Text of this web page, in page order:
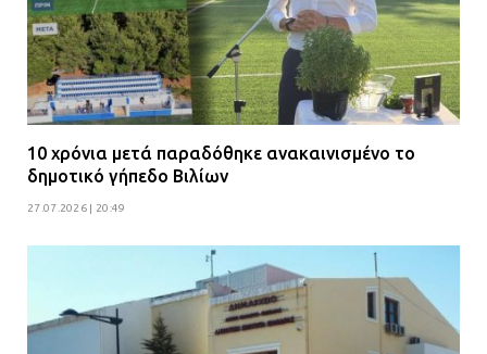
10 χρόνια μετά παραδόθηκε ανακαινισμένο το
δημοτικό γήπεδο Βιλίων
27.07.2026 | 20:49